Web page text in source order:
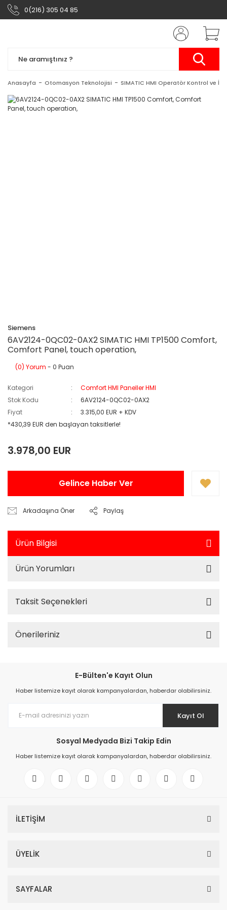
0(216) 305 04 85
Anasayfa Otomasyon Teknolojisi SIMATIC HMI Operatör Kontrol ve
Siemens
6AV2124-0QC02-0AX2 SIMATIC HMI TP1500 Comfort,
Comfort Panel, touch operation,
(0) Yorum - 0 Puan
Kategori
Comfort HMI Paneller HMI
Stok Kodu
6AV2124-0QC02-0AX2
Fiyat
3.315,00 EUR + KDV
*430,39 EUR den başlayan taksitlerle!
3.978,00 EUR
Gelince Haber Ver
Arkadaşına Öner Paylaş
Ürün Bilgisi
Ürün Yorumları
Taksit Seçenekleri
Önerileriniz
E-Bülten'e Kayıt Olun
Haber listemize kayıt olarak kampanyalardan, haberdar olabilirsiniz.
Kayıt Ol
Sosyal Medyada Bizi Takip Edin
Haber listemize kayıt olarak kampanyalardan, haberdar olabilirsiniz.
İLETİŞİM
ÜYELİK
SAYFALAR